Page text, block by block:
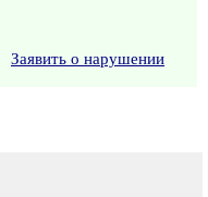
Заявить о нарушении